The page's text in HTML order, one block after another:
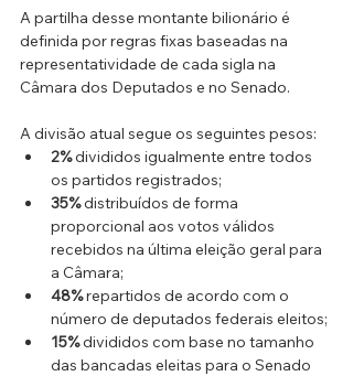
A partilha desse montante bilionário é
definida por regras fixas baseadas na
representatividade de cada sigla na
Câmara dos Deputados e no Senado.
A divisão atual segue os seguintes pesos:
2% divididos igualmente entre todos
os partidos registrados;
35% distribuídos de forma
proporcional aos votos válidos
recebidos na última eleição geral para
a Câmara;
48% repartidos de acordo com o
número de deputados federais eleitos;
15% divididos com base no tamanho
das bancadas eleitas para o Senado